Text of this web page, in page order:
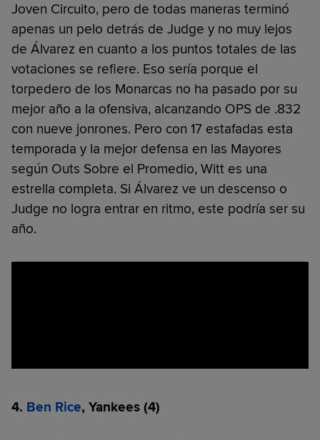
Joven Circuito, pero de todas maneras terminó
apenas un pelo detrás de Judge y no muy lejos
de Álvarez en cuanto a los puntos totales de las
votaciones se refiere. Eso sería porque el
torpedero de los Monarcas no ha pasado por su
mejor año a la ofensiva, alcanzando OPS de .832
con nueve jonrones. Pero con 17 estafadas esta
temporada y la mejor defensa en las Mayores
según Outs Sobre el Promedio, Witt es una
estrella completa. Si Álvarez ve un descenso o
Judge no logra entrar en ritmo, este podría ser su
año.
4. Ben Rice, Yankees (4)